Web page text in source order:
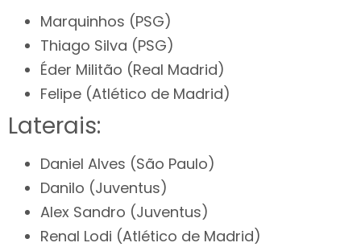
Marquinhos (PSG)
Thiago Silva (PSG)
Éder Militão (Real Madrid)
Felipe (Atlético de Madrid)
Laterais:
Daniel Alves (São Paulo)
Danilo (Juventus)
Alex Sandro (Juventus)
Renal Lodi (Atlético de Madrid)